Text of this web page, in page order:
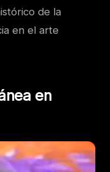
de la
en el arte
en